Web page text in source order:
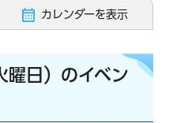
カレンダーを表示
日）のイベン